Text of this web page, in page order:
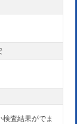
査結果がでま